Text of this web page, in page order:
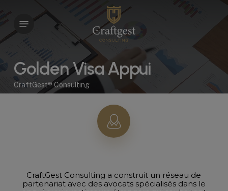
content
Menu
Golden Visa Appui
CraftGest® Consulting
CraftGest Consulting a construit un réseau de
partenariat avec des avocats spécialisés dans le